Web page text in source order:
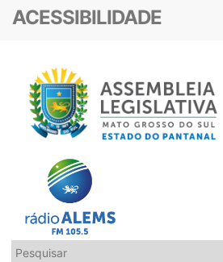
ACESSIBILIDADE